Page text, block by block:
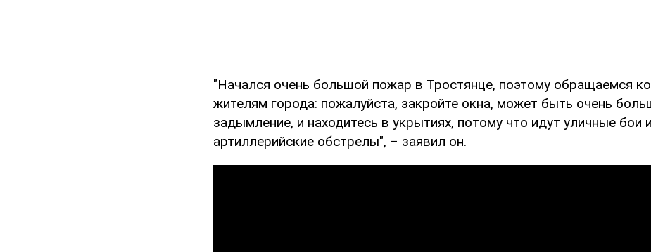
"Начался очень большой пожар в Тростянце, поэтому обращаемся
жителям города: пожалуйста, закройте окна, может быть очень
задымление, и находитесь в укрытиях, потому что идут уличные бои и
артиллерийские обстрелы", – заявил он.